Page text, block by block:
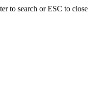
to search or ESC to close